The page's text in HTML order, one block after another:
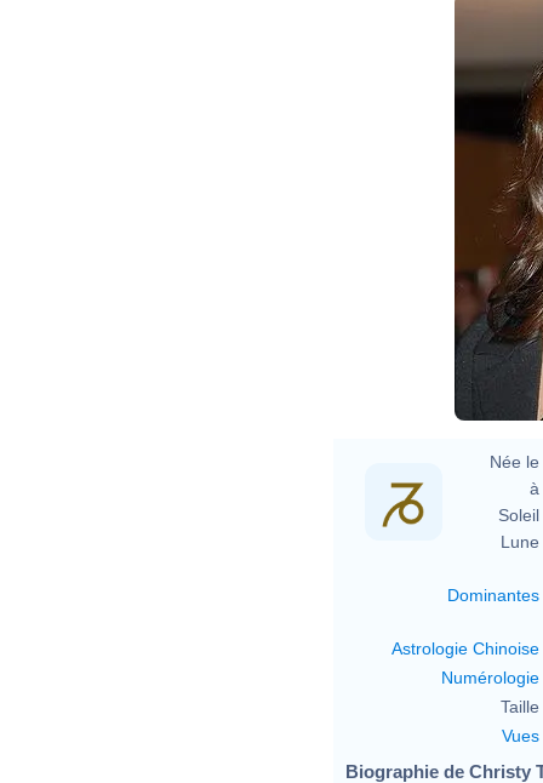
Née le
à
Soleil
Lune
Dominantes
Astrologie Chinoise
Numérologie
Taille
Vues
Biographie de Christy